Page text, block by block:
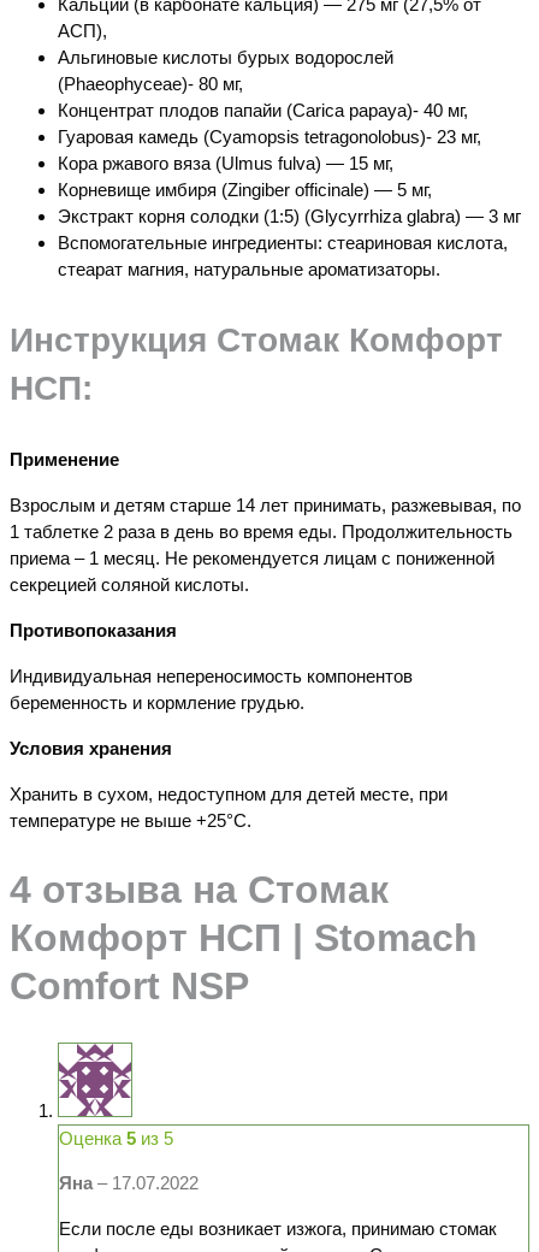
АСП),
Альгиновые кислоты бурых водорослей
(Phaeophyceae)- 80 мг,
Концентрат плодов папайи (Carica papaya)- 40 мг,
Гуаровая камедь (Cyamopsis tetragonolobus)- 23 мг,
Кора ржавого вяза (Ulmus fulva) — 15 мг,
Корневище имбиря (Zingiber officinale) — 5 мг,
Экстракт корня солодки (1:5) (Glycyrrhiza glabra) — 3 мг
Вспомогательные ингредиенты: стеариновая кислота,
стеарат магния, натуральные ароматизаторы.
Инструкция Стомак Комфорт
НСП:
Применение
Взрослым и детям старше 14 лет принимать, разжевывая, по
1 таблетке 2 раза в день во время еды. Продолжительность
приема – 1 месяц. Не рекомендуется лицам с пониженной
секрецией соляной кислоты.
Противопоказания
Индивидуальная непереносимость компонентов
беременность и кормление грудью.
Условия хранения
Хранить в сухом, недоступном для детей месте, при
температуре не выше +25°С.
4 отзыва на Стомак
Комфорт НСП | Stomach
Comfort NSP
Оценка 5 из 5
Яна – 17.07.2022
Если после еды возникает изжога, принимаю стомак